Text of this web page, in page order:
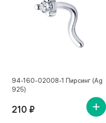
94-160-02008-1 Пирсинг (Ag
925)
210 ₽